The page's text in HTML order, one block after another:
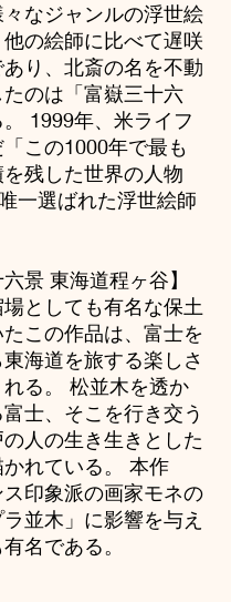
なジャンルの浮世絵
の絵師に比べて遅咲
あり、北斎の名を不動
のは「富嶽三十六
1999年、米ライフ
この1000年で最も
残した世界の人物
一選ばれた浮世絵師
六景 東海道程ヶ谷】
としても有名な保土
この作品は、富士を
海道を旅する楽しさ
る。 松並木を透か
士、そこを行き交う
の人の生き生きとした
れている。 本作
印象派の画家モネの
並木」に影響を与え
名である。